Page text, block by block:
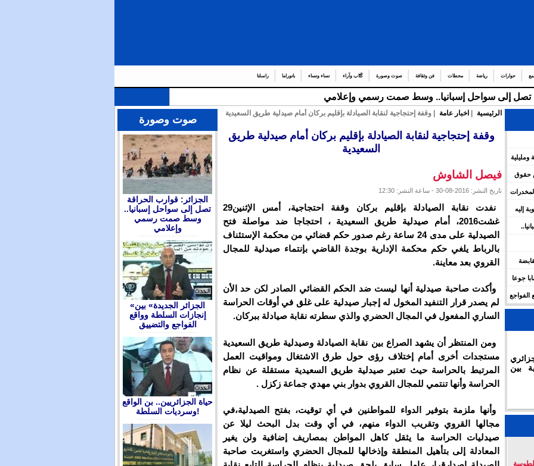
حوارات رياضة محطات فن وثقافة صوت وصورة كُتّاب وآراء نساء ونساء بانوراما راسلنا
تصل إلى سواحل إسبانيا.. وسط صمت رسمي وإعلامي
ومليلية
حقوق
إليه
القابضة
في الجزائر.. وفاة 17 شابا جوعا
الفواجع
بين
الرئيسية اخبار عامة | وقفة إحتجاجية لنقابة الصيادلة بإقليم بركان أمام صيدلية طريق السعيدية
وقفة إحتجاجية لنقابة الصيادلة بإقليم بركان أمام صيدلية طريق
السعيدية
فيصل الشاوش
تاريخ النشر: 2016-08-30 - ساعة النشر: 12:30
نفدت نقابة الصيادلة بإقليم بركان وقفة احتجاجية، أمس الإثنين29
غشت2016، أمام صيدلية طريق السعيدية ، احتجاجا ضد مواصلة فتح
الصيدلية على مدى 24 ساعة رغم صدور حكم قضائي من محكمة الإستئناف
بالرباط يلغي حكم محكمة الإدارية بوجدة القاضي بإنتماء صيدلية للمجال
القروي بعد معاينة.
وأكدت صاحبة صيدلية أنها ليست ضد الحكم القضائي الصادر لكن حد الأن
لم يصدر قرار التنفيد المخول له إجبار صيدلية على غلق في أوقات الحراسة
الساري المفعول في المجال الحضري والذي سطرته نقابة صيادلة ببركان.
ومن المنتظر أن يشهد الصراع بين نقابة الصيادلة وصيدلية طريق السعيدية
مستجدات أخرى أمام إختلاف رؤى حول طرق الاشتغال ومواقيت العمل
المرتبط بالحراسة حيث تعتبر صيدلية طريق السعيدية مستقلة عن نظام
الحراسة وأنها تنتمي للمجال القروي بدوار بني مهدي جماعة زكزل .
وأنها ملزمة بتوفير الدواء للمواطنين في أي توقيت، بفتح الصيدلية،في
مجالها القروي وتقريب الدواء منهم، في أي وقت بدل البحث ليلا عن
صيدليات الحراسة ما يثقل كاهل المواطن بمصاريف إضافية ولن يغير
المعادلة إلى بتأهيل المنطقة وإذخالها للمجال الحضري واستغربت صاحبة
صوت وصورة
الجزائر: قوارب الحراقة
تصل إلى سواحل إسبانيا..
وسط صمت رسمي
وإعلامي
«الجزائر الجديدة» بين
إنجازات السلطة وواقع
الفواجع والتضييق
حياة الجزائريين.. بن الواقع
وسرديات السلطة!